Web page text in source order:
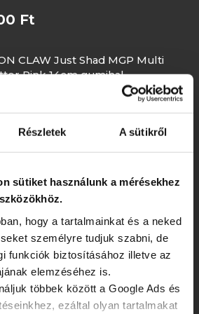
Részletek A sütikről
sütiket használunk a mérésekhez
hogy a tartalmainkat és a neked
személyre tudjuk szabni, de
funkciók biztosításához illetve az
elemzéséhez is.
többek között a Google Ads és
ezáltal olyan tartalmakat
Ft
CLAW Just Shad MGP Multi
Pink 14cm gumihal
Ft
Ft
CLAW Just Shad CP Chartreuse
14cm gumihal